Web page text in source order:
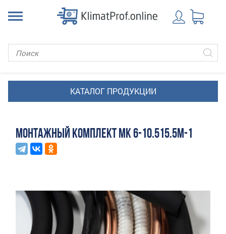
МОНТАЖНЫЙ КОМПЛЕКТ МК 6-10.515.5М-1